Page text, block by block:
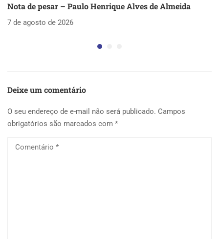
Nota de pesar – Paulo Henrique Alves de Almeida
7 de agosto de 2026
Deixe um comentário
O seu endereço de e-mail não será publicado. Campos
obrigatórios são marcados com *